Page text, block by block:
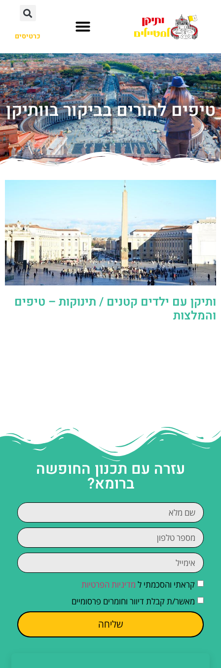
כרטיסים
טיפים להורים בביקור בוותיקן
ותיקן עם ילדים קטנים / תינוקות – טיפים
והמלצות
עזרה עם תכנון החופשה
ברומא?
קראתי והסכמתי ל מדיניות הפרטיות
מאשר/ת קבלת דיוור וחומרים פרסומיים
שליחה